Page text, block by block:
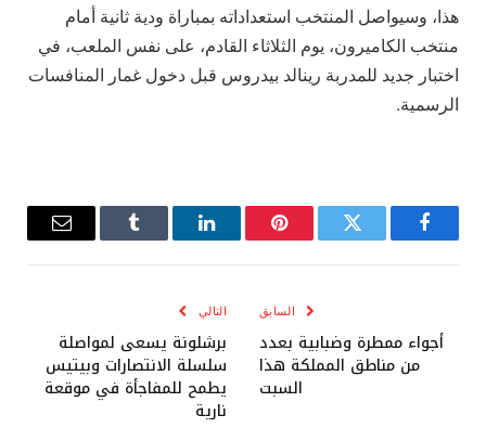
هذا، وسيواصل المنتخب استعداداته بمباراة ودية ثانية أمام
منتخب الكاميرون، يوم الثلاثاء القادم، على نفس الملعب، في
اختبار جديد للمدربة رينالد بيدروس قبل دخول غمار المنافسات
الرسمية.
فيسبوك تويتر بينتيريستلينكدإن Tumblr
البريد
السابق
أجواء ممطرة وضبابية بعدد
من مناطق المملكة هذا
السبت
التالي
برشلونة يسعى لمواصلة
سلسلة الانتصارات وبيتيس
يطمح للمفاجأة في موقعة
نارية